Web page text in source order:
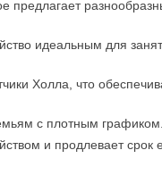
предлагает
идеальным для
Холла, что
с плотным графиком.
и продлевает срок